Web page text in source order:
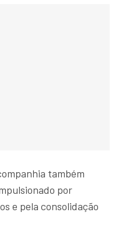
também
por
e pela consolidação